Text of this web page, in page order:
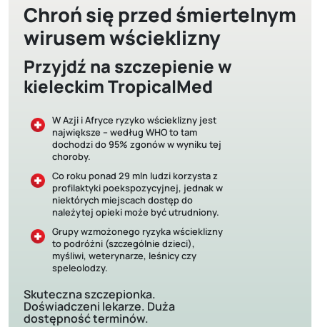
Chroń się przed śmiertelnym
wirusem wścieklizny
Przyjdź na szczepienie w
kieleckim TropicalMed
W Azji i Afryce ryzyko wścieklizny jest
największe – według WHO to tam
dochodzi do 95% zgonów w wyniku tej
choroby.
Co roku ponad 29 mln ludzi korzysta z
profilaktyki poekspozycyjnej, jednak w
niektórych miejscach dostęp do
należytej opieki może być utrudniony.
Grupy wzmożonego ryzyka wścieklizny
to podróżni (szczególnie dzieci),
myśliwi, weterynarze, leśnicy czy
speleolodzy.
Skuteczna szczepionka.
Doświadczeni lekarze. Duża
dostępność terminów.